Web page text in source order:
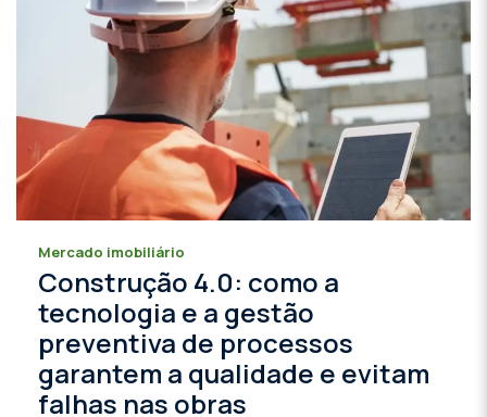
Mercado imobiliário
Construção 4.0: como a
tecnologia e a gestão
preventiva de processos
garantem a qualidade e evitam
falhas nas obras